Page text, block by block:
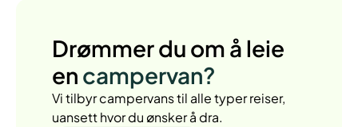
Drømmer du om å leie
en campervan?
Vi tilbyr campervans til alle typer reiser,
uansett hvor du ønsker å dra.